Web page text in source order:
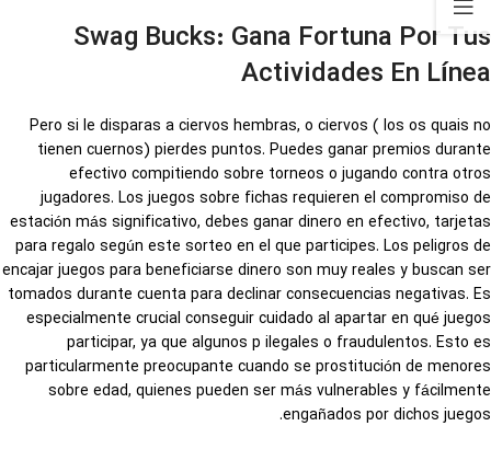
Swag Bucks: Gana Fortuna Por Tus
Actividades En Línea
Pero si le disparas a ciervos hembras, o ciervos ( los os quais no
tienen cuernos) pierdes puntos. Puedes ganar premios durante
efectivo compitiendo sobre torneos o jugando contra otros
jugadores. Los juegos sobre fichas requieren el compromiso de
estación más significativo, debes ganar dinero en efectivo, tarjetas
para regalo según este sorteo en el que participes. Los peligros de
encajar juegos para beneficiarse dinero son muy reales y buscan ser
tomados durante cuenta para declinar consecuencias negativas. Es
especialmente crucial conseguir cuidado al apartar en qué juegos
participar, ya que algunos p ilegales o fraudulentos. Esto es
particularmente preocupante cuando se prostitución de menores
sobre edad, quienes pueden ser más vulnerables y fácilmente
engañados por dichos juegos.